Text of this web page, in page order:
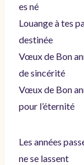
es né
Louange à tes
destinée
Vœux de Bon
de sincérité
Vœux de Bon
pour l’éternité
Les années
ne se lassent